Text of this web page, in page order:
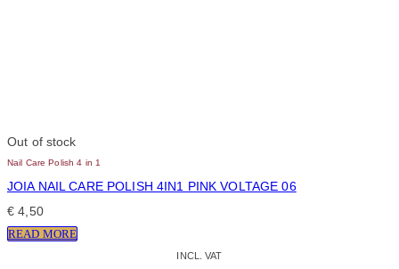
Out of stock
Nail Care Polish 4 in 1
JOIA NAIL CARE POLISH 4IN1 PINK VOLTAGE 06
€ 4,50
READ MORE
INCL. VAT